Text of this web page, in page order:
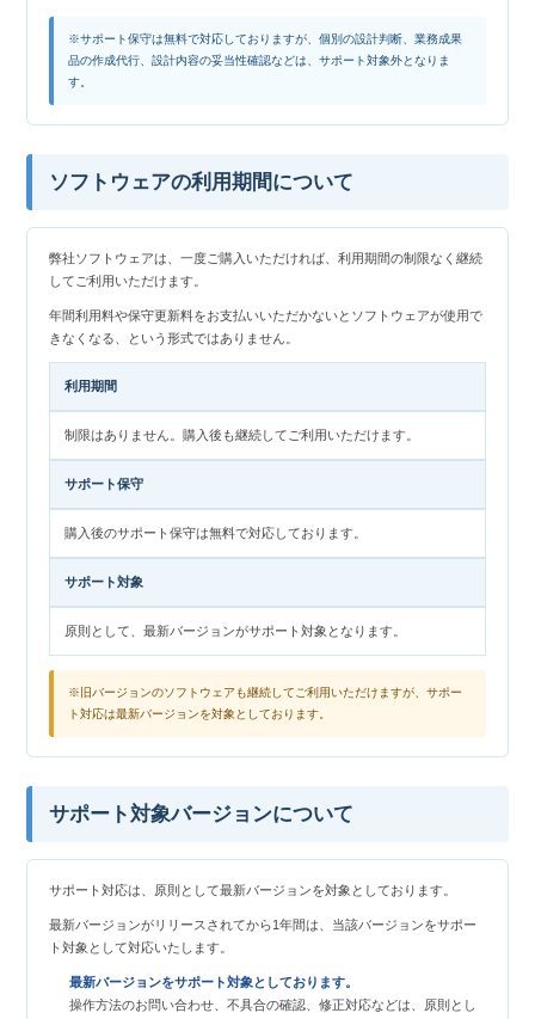
※サポート保守は無料で対応しておりますが、個別の設計判断、業務成果
品の作成代行、設計内容の妥当性確認などは、サポート対象外となりま
す。
ソフトウェアの利用期間について
弊社ソフトウェアは、一度ご購入いただければ、利用期間の制限なく継続
してご利用いただけます。
年間利用料や保守更新料をお支払いいただかないとソフトウェアが使用で
きなくなる、という形式ではありません。
利用期間
制限はありません。購入後も継続してご利用いただけます。
サポート保守
購入後のサポート保守は無料で対応しております。
サポート対象
原則として、最新バージョンがサポート対象となります。
※旧バージョンのソフトウェアも継続してご利用いただけますが、サポー
ト対応は最新バージョンを対象としております。
サポート対象バージョンについて
サポート対応は、原則として最新バージョンを対象としております。
最新バージョンがリリースされてから1年間は、当該バージョンをサポー
ト対象として対応いたします。
最新バージョンをサポート対象としております。
操作方法のお問い合わせ、不具合の確認、修正対応などは、原則とし